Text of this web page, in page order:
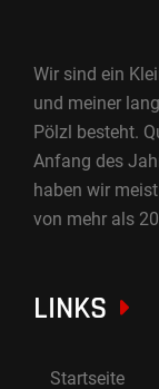
Wir sind ein
und meiner
Pölzl besteht.
Anfang des
haben wir
von mehr als
LINKS
Startseite